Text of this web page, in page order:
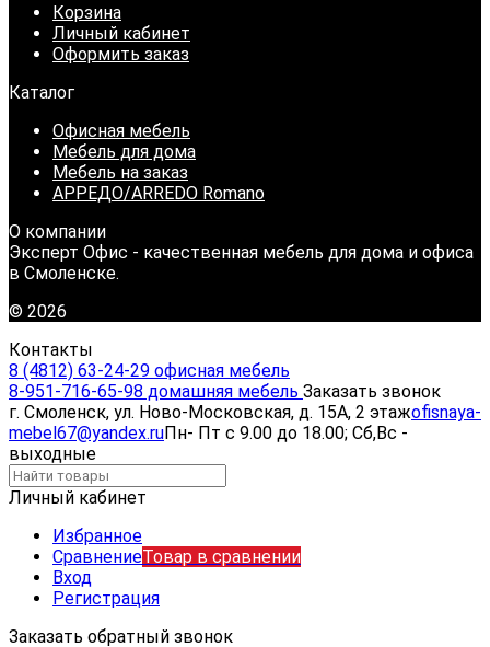
Корзина
Личный кабинет
Оформить заказ
Каталог
Офисная мебель
Мебель для дома
Мебель на заказ
АРРЕДО/ARREDO Romano
О компании
Эксперт Офис - качественная мебель для дома и офиса
в Смоленске.
© 2026
Контакты
8 (4812) 63-24-29 офисная мебель
8-951-716-65-98 домашняя мебель Заказать звонок
г. Смоленск, ул. Ново-Московская, д. 15А, 2 этажofisnaya-
mebel67@yandex.ruПн- Пт с 9.00 до 18.00; Сб,Вс -
выходные
Личный кабинет
Избранное
СравнениеТовар в сравнении
Вход
Регистрация
Заказать обратный звонок